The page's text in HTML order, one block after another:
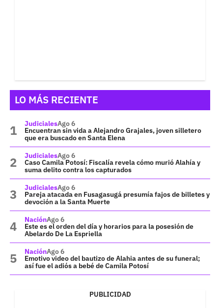
LO MÁS RECIENTE
JudicialesAgo 6
Encuentran sin vida a Alejandro Grajales, joven silletero
que era buscado en Santa Elena
JudicialesAgo 6
Caso Camila Potosí: Fiscalía revela cómo murió Alahía y
suma delito contra los capturados
JudicialesAgo 6
Pareja atacada en Fusagasugá presumía fajos de billetes y
devoción a la Santa Muerte
NaciónAgo 6
Este es el orden del día y horarios para la posesión de
Abelardo De La Espriella
NaciónAgo 6
Emotivo video del bautizo de Alahia antes de su funeral;
así fue el adiós a bebé de Camila Potosí
PUBLICIDAD